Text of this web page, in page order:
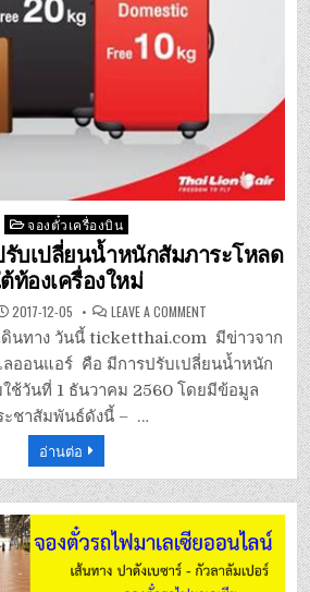
Posted
in
จองตั๋วเครื่องบิน
บเปลี่ยนน้ำหนักสัมภาระโหลด
ท้องเครื่องใหม่
2017-12-05 LEAVE A COMMENT
ไล
อ้อน
แอร์
ปรับ
เปลี่ยน
น้ำ
เครื่อง
ใหม่
ดินทาง วันนี้ ticketthai.com มีข่าวจาก
ลออนแอร์ คือ มีการปรับเปลี่ยนน้ำหนัก
ช้วันที่ 1 ธันวาคม 2560 โดยมีข้อมูล
ะชาสัมพันธ์ดังนี้ – …
อ่านต่อ